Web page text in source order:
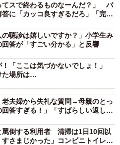
てスで終わるものなーんだ？」 バ
に「カッコ良すぎるだろ」「完璧
の聴診は嬉しいですか？」小学生み
答が「すごい分かる」と反響
「ここは気づかないでしょ！」
た場所は…
老夫婦から失礼な質問→母親のとっ
答すぎる！」「すばらしい返し」
罵倒する利用者 清掃は1日10回以
さまじかった」コンビニトイレを